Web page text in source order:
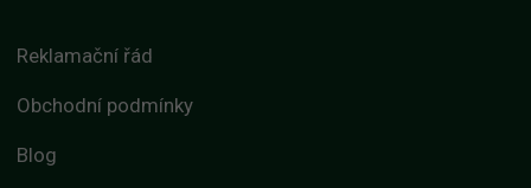
Reklamační řád
Obchodní podmínky
Blog